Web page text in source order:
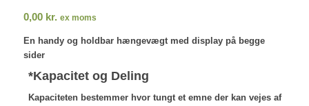
0,00 kr. ex moms
En handy og holdbar hængevægt med display på begge
sider
*Kapacitet og Deling
Kapaciteten bestemmer hvor tungt et emne der kan vejes af